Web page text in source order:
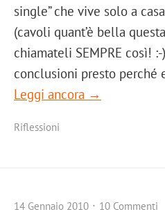
single” che vive solo a
(cavoli quant’è bella
chiamateli SEMPRE così!
conclusioni presto perché
Leggi ancora →
Riflessioni
14 Gennaio 2010 10 Commenti